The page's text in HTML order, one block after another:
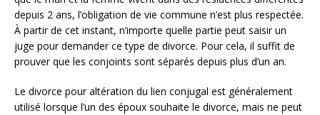
depuis 2 ans, l’obligation de vie commune n’est plus respectée.
À partir de cet instant, n’importe quelle partie peut saisir un
juge pour demander ce type de divorce. Pour cela, il suffit de
prouver que les conjoints sont séparés depuis plus d’un an.
Le divorce pour altération du lien conjugal est généralement
utilisé lorsque l’un des époux souhaite le divorce, mais ne peut